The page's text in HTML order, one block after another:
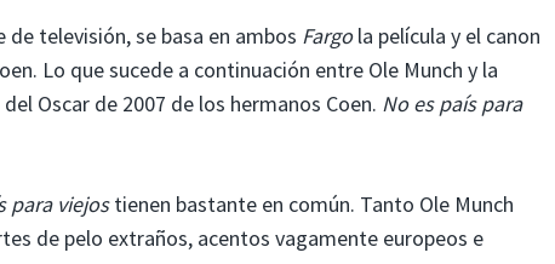
de televisión, se basa en ambos Fargola película y el canon
Lo que sucede a continuación entre Ole Munch y la
Oscar de 2007 de los hermanos Coen. No es país para
para viejostienen bastante en común. Tanto Ole Munch
de pelo extraños, acentos vagamente europeos e